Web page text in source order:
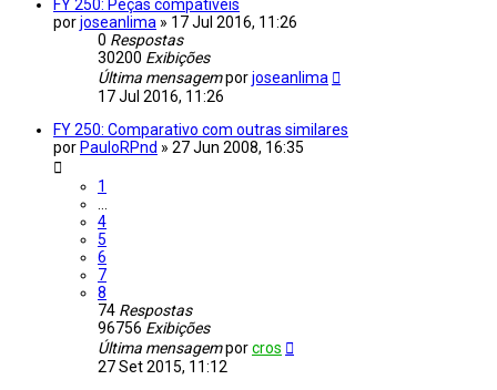
FY 250: Peças compatíveis
porjoseanlima » 17 Jul 2016, 11:26
0 Respostas
30200 Exibições
Última mensagemporjoseanlima
17 Jul 2016, 11:26
FY 250: Comparativo com outras similares
por PauloRPnd » 27 Jun 2008, 16:35
1
…
4
5
6
7
8
74 Respostas
96756 Exibições
Última mensagemporcros
27 Set 2015, 11:12